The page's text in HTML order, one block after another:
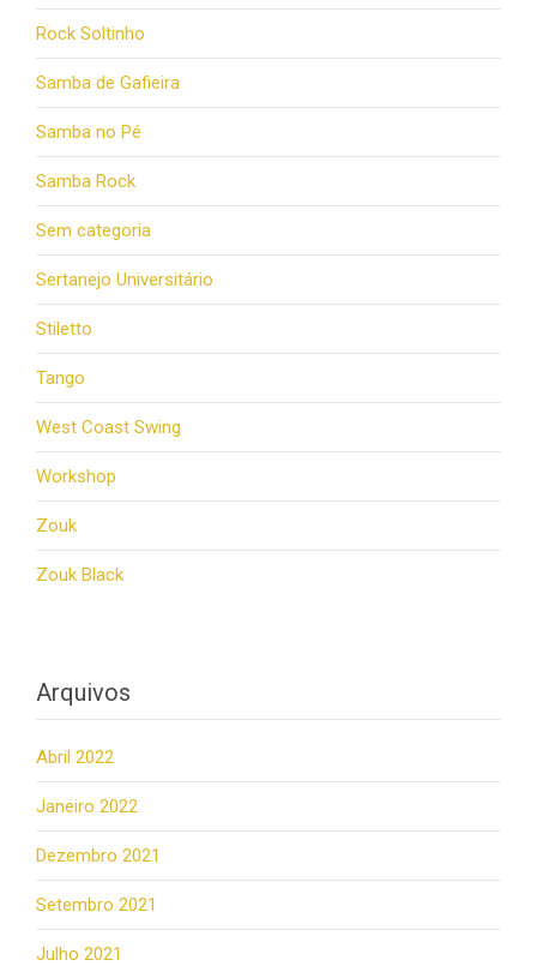
Rock Soltinho
Samba de Gafieira
Samba no Pé
Samba Rock
Sem categoria
Sertanejo Universitário
Stiletto
Tango
West Coast Swing
Workshop
Zouk
Zouk Black
Arquivos
Abril 2022
Janeiro 2022
Dezembro 2021
Setembro 2021
Julho 2021